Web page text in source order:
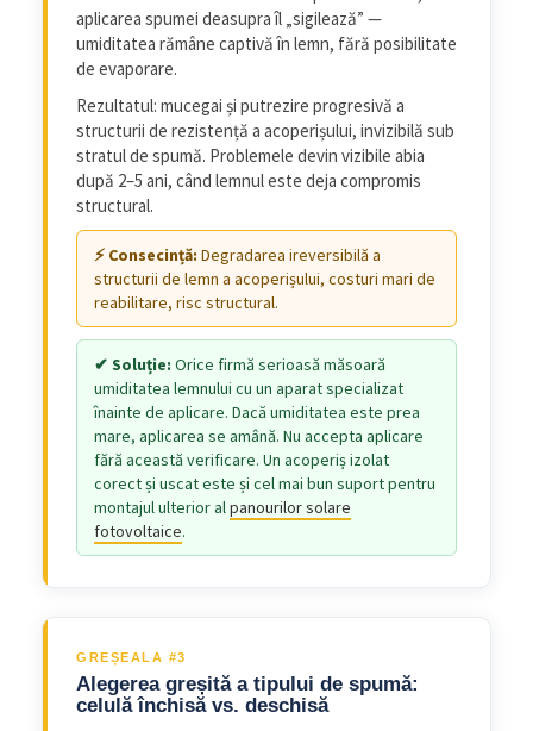
aplicarea spumei deasupra îl „sigilează” —
umiditatea rămâne captivă în lemn, fără posibilitate
de evaporare.
Rezultatul: mucegai și putrezire progresivă a
structurii de rezistență a acoperișului, invizibilă sub
stratul de spumă. Problemele devin vizibile abia
după 2–5 ani, când lemnul este deja compromis
structural.
Degradarea ireversibilă a
structurii de lemn a acoperișului, costuri mari de
reabilitare, risc structural.
Orice firmă serioasă măsoară
umiditatea lemnului cu un aparat specializat
înainte de aplicare. Dacă umiditatea este prea
mare, aplicarea se amână. Nu accepta aplicare
fără această verificare. Un acoperiș izolat
corect și uscat este și cel mai bun suport pentru
montajul ulterior alpanourilor solare
fotovoltaice.
GREȘEALA #3
Alegerea greșită a tipului de spumă:
celulă închisă vs. deschisă